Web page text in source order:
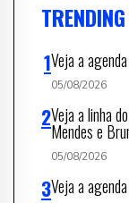
TRENDING
Veja a
05/08/2026
Veja a linha
Mendes e
05/08/2026
Veja a